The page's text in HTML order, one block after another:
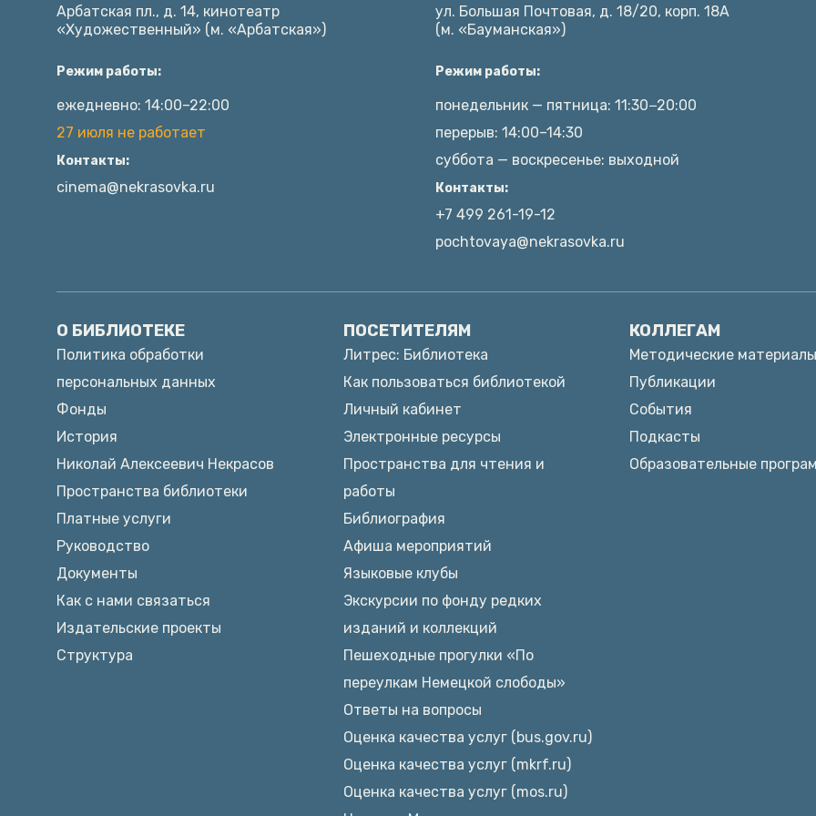
Арбатская пл., д. 14, кинотеатр
«Художественный» (м. «Арбатская»)
Режим работы:
ежедневно: 14:00–22:00
27 июля не работает
Контакты:
cinema@nekrasovka.ru
ул. Большая Почтовая, д. 18/20, корп. 18А
(м. «Бауманская»)
Режим работы:
понедельник — пятница: 11:30−20:00
перерыв: 14:00–14:30
суббота — воскресенье: выходной
Контакты:
+7 499 261-19-12
pochtovaya@nekrasovka.ru
О БИБЛИОТЕКЕ
Политика обработки
персональных данных
Фонды
История
Николай Алексеевич Некрасов
Пространства библиотеки
Платные услуги
Руководство
Документы
Как с нами связаться
Издательские проекты
Структура
ПОСЕТИТЕЛЯМ
Литрес: Библиотека
Как пользоваться библиотекой
Личный кабинет
Электронные ресурсы
Пространства для чтения и
работы
Библиография
Афиша мероприятий
Языковые клубы
Экскурсии по фонду редких
изданий и коллекций
Пешеходные прогулки «По
переулкам Немецкой слободы»
Ответы на вопросы
Оценка качества услуг (bus.gov.ru)
Оценка качества услуг (mkrf.ru)
Оценка качества услуг (mos.ru)
КОЛЛЕГАМ
Методические
Публикации
События
Подкасты
Образовательные